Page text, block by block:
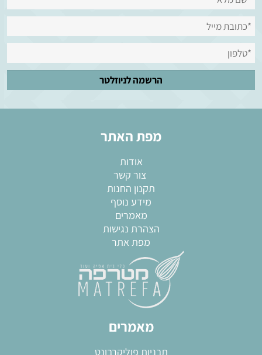
מפת האתר
אודות
צור קשר
תקנון החנות
מידע נוסף
מאמרים
הצהרת נגישות
מפת אתר
מאמרים
תבניות פוליקרבונט